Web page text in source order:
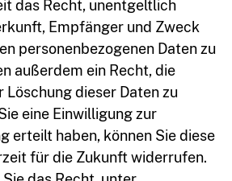
das Recht, unentgeltlich
Empfänger und Zweck
personenbezogenen Daten zu
außerdem ein Recht, die
Löschung dieser Daten zu
eine Einwilligung zur
erteilt haben, können Sie diese
für die Zukunft widerrufen.